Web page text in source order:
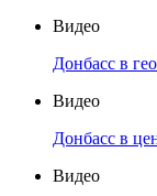
Видео
Донбасс в
Видео
Донбасс в
Видео